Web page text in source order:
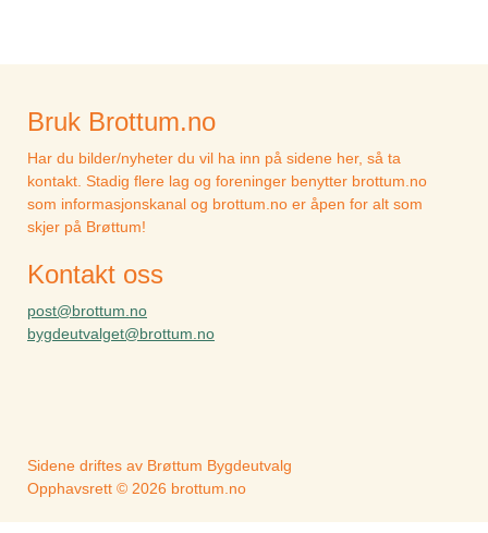
Bruk Brottum.no
Har du bilder/nyheter du vil ha inn på sidene her, så ta
kontakt. Stadig flere lag og foreninger benytter brottum.no
som informasjonskanal og brottum.no er åpen for alt som
skjer på Brøttum!
Kontakt oss
post@brottum.no
bygdeutvalget@brottum.no
Sidene driftes av Brøttum Bygdeutvalg
Opphavsrett © 2026 brottum.no